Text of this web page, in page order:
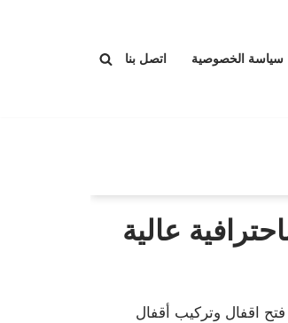
سياسة الخصوصية اتصل بنا
عالية
اقفال وتركيب أقفال